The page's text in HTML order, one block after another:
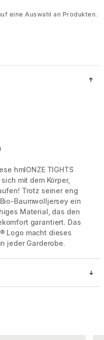
eine Auswahl an Produkten.
hmlONZE TIGHTS
mit dem Körper,
Trotz seiner eng
Baumwolljersey ein
Material, das den
garantiert. Das
Logo macht dieses
jeder Garderobe.